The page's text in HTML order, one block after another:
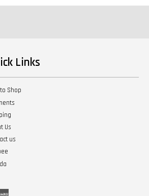
Links
Shop
Us
us